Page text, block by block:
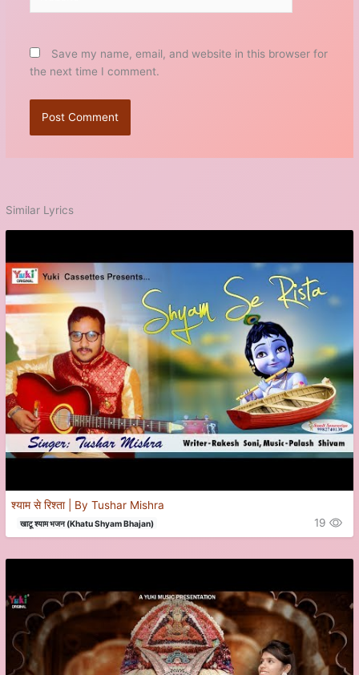
Save my name, email, and website in this browser for
the next time I comment.
Similar Lyrics
श्याम से रिश्ता | By Tushar Mishra
खाटू श्याम भजन (Khatu Shyam Bhajan) 19